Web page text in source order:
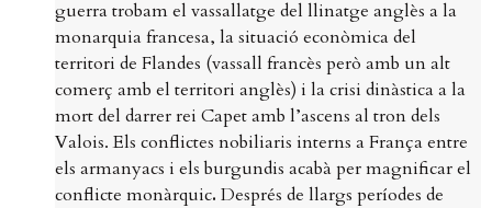
guerra trobam el vassallatge del llinatge anglès a la
monarquia francesa, la situació econòmica del
territori de Flandes (vassall francès però amb un alt
comerç amb el territori anglès) i la crisi dinàstica a la
mort del darrer rei Capet amb l’ascens al tron dels
Valois. Els conflictes nobiliaris interns a França entre
els armanyacs i els burgundis acabà per magnificar el
conflicte monàrquic. Després de llargs períodes de